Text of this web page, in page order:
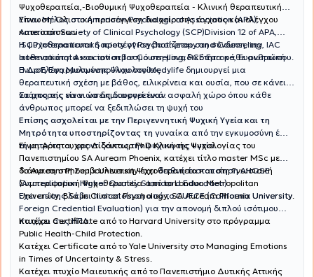
Ψυχοθεραπεία,-Βιοθυμική Ψυχοθεραπεία - Κλινική θεραπευτική
Ύπνωση-Ολιστική προσέγγιση διαχείρισης άγχους και ελέγχου
καταστάσεων
Είναι Μέλος στο American Psychological Association (APA),
American Society of Clinical Psychology (SCP)Division 12 of APA,
ISCP International Society of Psychotherapy and Counseling, IAC
International Association for Counselling, PCE Europe, Ευρωπαϊκή
Ένωση Εφαρμοσμένης Ψυχολογίας
Η ψυχοθεραπευτική προσέγγιση βασίζεται στη σύνδεση, την
αυθεντικότητα και τον σεβασμό στη μοναδικότητα κάθε ανθρώπου.
Η Δρ Ελένη Μυλωνοπούλου στο Medylife δημιουργεί μια
θεραπευτική σχέση με βάθος, ειλικρίνεια και ουσία, που σε κάνει
να μπορείς να νιώσεις διαφορετικά.
Στόχος της είναι να δημιουργεί έναν ασφαλή χώρο όπου κάθε
άνθρωπος μπορεί να ξεδιπλώσει τη ψυχή του
Επίσης ασχολείται με την Περιγεννητική Ψυχική Υγεία και τη
Μητρότητα υποστηρίζοντας τη γυναίκα από την εγκυμοσύνη έως
τη μητρότητα, φροντίζοντας την ψυχική της υγεία.
Είναι Αριστουχος Διδάκτωρ PhD Κλινικής Ψυχολογίας του
Πανεπιστημίου SA Auream Phoenix, κατέχει τίτλο master MSc με
διάκριση στη Συμβουλευτικη Ψυχοθεραπεία και στη Γνωσιακή
Συμπεριφορική Ψυχοθεραπεία από το London Metropolitan
University, BSc in Clinical Psychology, SA Auream Phoenix University.
Το Auream Phoenix University έχειδιεθνή πιστοποίηση AHQSE
(Accreditation Higher Quality Standard Education)
Έχει επίσης λάβει πιστοποίηση από το CUFCE (California University
Foreign Credential Evaluation) για την απονομή διπλού ισότιμου
πτυχίου στις ΗΠΑ.
Κατέχει Certificate από το Harvard University στο πρόγραμμα
Public Health-Child Protection.
Κατέχει Certificate από το Yale University στο Managing Emotions
in Times of Uncertainty & Stress.
Κατέχει πτυχίο Μαιευτικής από το Πανεπιστήμιο Δυτικής Αττικής